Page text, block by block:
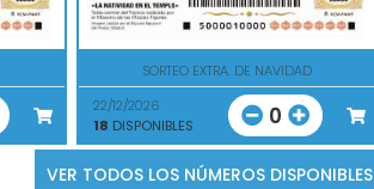
SORTEO EXTRA. DE NAVIDAD
22/12/2026
18 DISPONIBLES 0
VER TODOS LOS NÚMEROS DISPONIBLES